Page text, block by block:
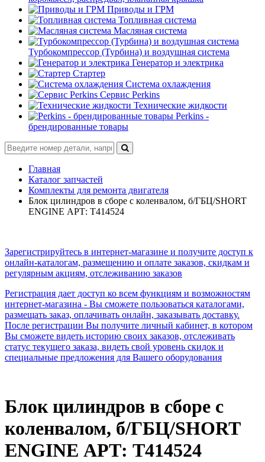
Приводы и ГРМ
Топливная система
Масляная система
Турбокомпрессор (Турбина) и воздушная система
Генератор и электрика
Стартер
Система охлаждения
Сервис Perkins
Технические жидкости
Perkins -
брендированные товары
Главная
Каталог запчастей
Комплекты для ремонта двигателя
Блок цилиндров в сборе с коленвалом, б/ГБЦ/SHORT
ENGINE АРТ: T414524
Зарегистрируйтесь в интернет-магазине и получите доступ к
онлайн-каталогам, размещению и оплате заказов, скидкам и
регулярным акциям, отслеживанию заказов
Регистрация дает доступ ко всем функциям и возможностям
интернет-магазина - Вы сможете пользоваться каталогами,
размещать заказ, оплачивать онлайн, заказывать доставку.
После регистрации Вы получите личный кабинет, в котором
Вы сможете видеть историю своих заказов, отслеживать
статус текущего заказа, видеть свой уровень скидок и
специальные предложения для Вашего оборудования
Блок цилиндров в сборе с
коленвалом, б/ГБЦ/SHORT
ENGINE АРТ: T414524